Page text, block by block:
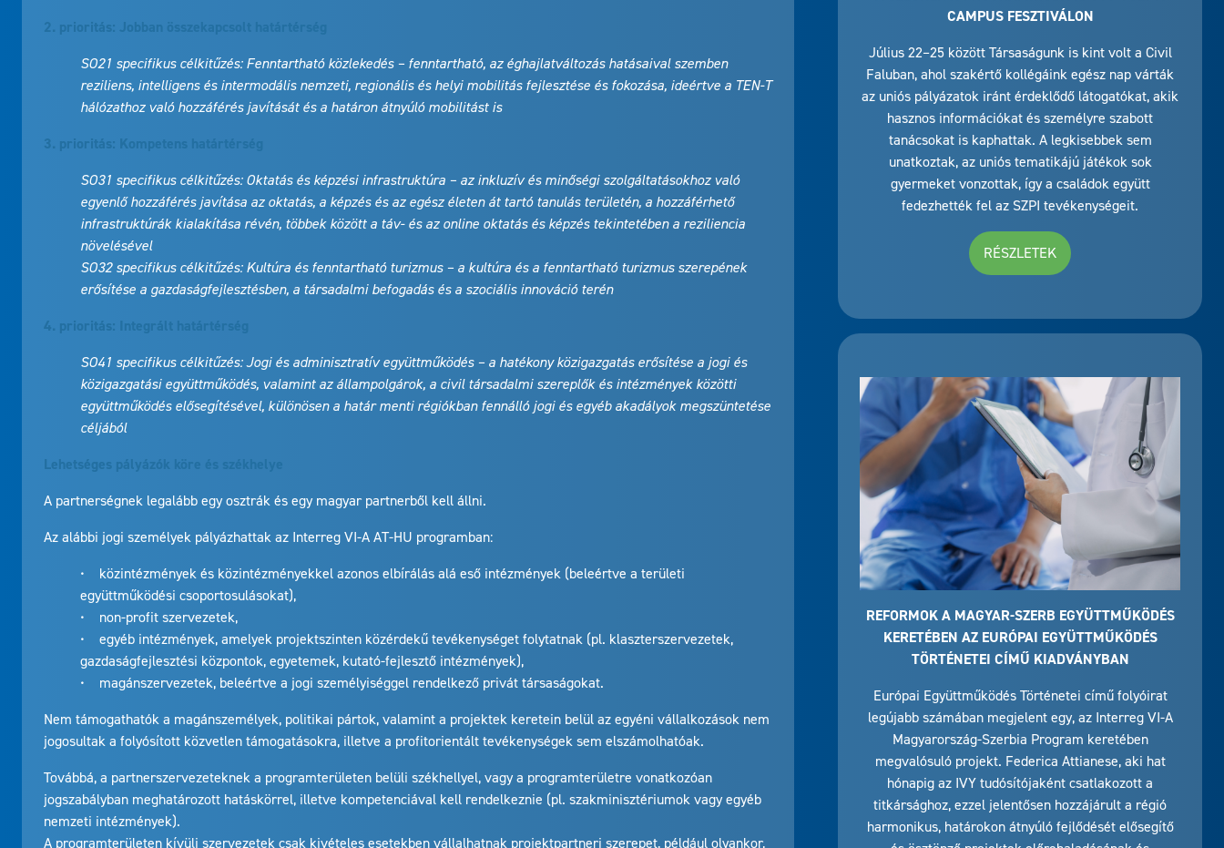
2. prioritás: Jobban összekapcsolt határtérség
SO21 specifikus célkitűzés: Fenntartható közlekedés – fenntartható, az éghajlatváltozás hatásaival szemben
reziliens, intelligens és intermodális nemzeti, regionális és helyi mobilitás fejlesztése és fokozása, ideértve a TEN-T
hálózathoz való hozzáférés javítását és a határon átnyúló mobilitást is
3. prioritás: Kompetens határtérség
SO31 specifikus célkitűzés: Oktatás és képzési infrastruktúra – az inkluzív és minőségi szolgáltatásokhoz való
egyenlő hozzáférés javítása az oktatás, a képzés és az egész életen át tartó tanulás területén, a hozzáférhető
infrastruktúrák kialakítása révén, többek között a táv- és az online oktatás és képzés tekintetében a reziliencia
növelésével
SO32 specifikus célkitűzés: Kultúra és fenntartható turizmus – a kultúra és a fenntartható turizmus szerepének
erősítése a gazdaságfejlesztésben, a társadalmi befogadás és a szociális innováció terén
4. prioritás: Integrált határtérség
SO41 specifikus célkitűzés: Jogi és adminisztratív együttműködés – a hatékony közigazgatás erősítése a jogi és
közigazgatási együttműködés, valamint az állampolgárok, a civil társadalmi szereplők és intézmények közötti
együttműködés elősegítésével, különösen a határ menti régiókban fennálló jogi és egyéb akadályok megszüntetése
céljából
Lehetséges pályázók köre és székhelye
A partnerségnek legalább egy osztrák és egy magyar partnerből kell állni.
Az alábbi jogi személyek pályázhattak az Interreg VI-A AT-HU programban:
• közintézmények és közintézményekkel azonos elbírálás alá eső intézmények (beleértve a területi
együttműködési csoportosulásokat),
• non-profit szervezetek,
• egyéb intézmények, amelyek projektszinten közérdekű tevékenységet folytatnak (pl. klaszterszervezetek,
gazdaságfejlesztési központok, egyetemek, kutató-fejlesztő intézmények),
• magánszervezetek, beleértve a jogi személyiséggel rendelkező privát társaságokat.
Nem támogathatók a magánszemélyek, politikai pártok, valamint a projektek keretein belül az egyéni vállalkozások nem
jogosultak a folyósított közvetlen támogatásokra, illetve a profitorientált tevékenységek sem elszámolhatóak.
Továbbá, a partnerszervezeteknek a programterületen belüli székhellyel, vagy a programterületre vonatkozóan
jogszabályban meghatározott hatáskörrel, illetve kompetenciával kell rendelkeznie (pl. szakminisztériumok vagy egyéb
nemzeti intézmények).
A programterületen kívüli szervezetek csak kivételes esetekben vállalhatnak projektpartneri szerepet, például olyankor,
CAMPUS FESZTIVÁLON
Július 22–25 között Társaságunk is kint volt a Civil
Faluban, ahol szakértő kollégáink egész nap várták
az uniós pályázatok iránt érdeklődő látogatókat, akik
hasznos információkat és személyre szabott
tanácsokat is kaphattak. A legkisebbek sem
unatkoztak, az uniós tematikájú játékok sok
gyermeket vonzottak, így a családok együtt
fedezhették fel az SZPI tevékenységeit.
RÉSZLETEK
REFORMOK A MAGYAR-SZERB EGYÜTTMŰKÖDÉS
KERETÉBEN AZ EURÓPAI EGYÜTTMŰKÖDÉS
TÖRTÉNETEI CÍMŰ KIADVÁNYBAN
Európai Együttműködés Történetei című folyóirat
legújabb számában megjelent egy, az Interreg VI-A
Magyarország-Szerbia Program keretében
megvalósuló projekt. Federica Attianese, aki hat
hónapig az IVY tudósítójaként csatlakozott a
titkársághoz, ezzel jelentősen hozzájárult a régió
harmonikus, határokon átnyúló fejlődését elősegítő